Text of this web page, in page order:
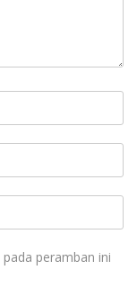
peramban ini